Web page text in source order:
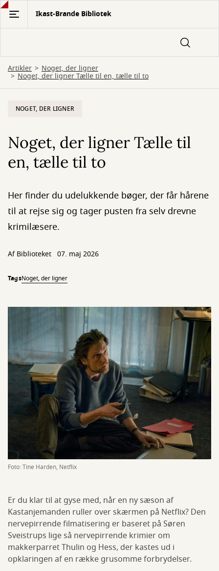
Gå
hovedindhold
Ikast-Brande Bibliotek
Artikler Noget, der ligner
Noget, der ligner Tælle til en, tælle til to
NOGET, DER LIGNER
Noget, der ligner Tælle til
en, tælle til to
Her finder du udelukkende bøger, der får hårene
til at rejse sig og tager pusten fra selv drevne
krimilæsere.
Af Biblioteket 07. maj 2026
TagsNoget, der ligner
Foto: Tine Harden, Netflix
Er du klar til at gyse med, når en ny sæson af
Kastanjemanden ruller over skærmen på Netflix? Den
nervepirrende filmatisering er baseret på Søren
Sveistrups lige så nervepirrende krimier om
makkerparret Thulin og Hess, der kastes ud i
opklaringen af en række grusomme forbrydelser.